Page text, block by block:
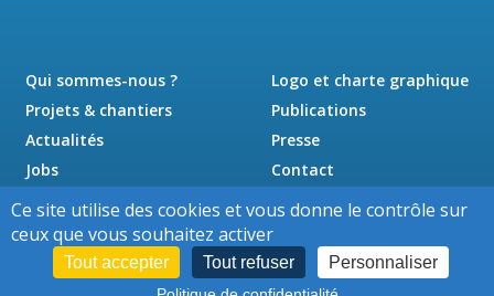
Qui sommes-nous ?
Projets & chantiers
Actualités
Jobs
Logo et charte graphique
Publications
Presse
Contact
Ce site utilise des cookies et vous donne le contrôle sur
ceux que vous souhaitez activer
Tout accepter Tout refuser Personnaliser